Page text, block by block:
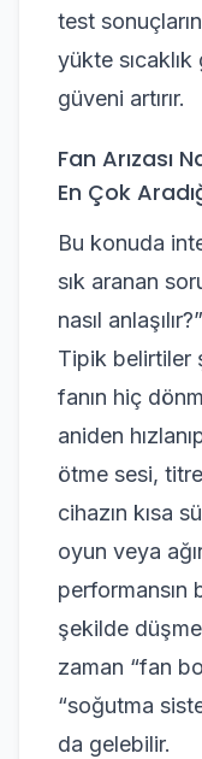
test
yükte
güveni artırır.
Fan Arızası
En Çok
Bu konuda
sık aranan
nasıl
Tipik belirtiler
fanın hiç
aniden
ötme sesi,
cihazın kısa
oyun veya
performansın
şekilde
zaman “fan
“soğutma
da gelebilir.